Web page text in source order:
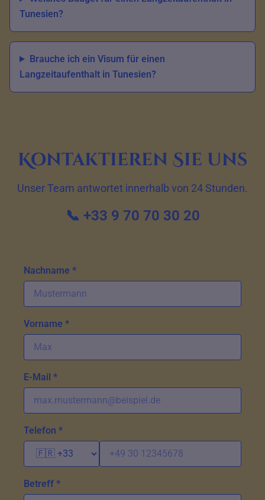
Tunesien?
Brauche ich ein Visum für einen
Langzeitaufenthalt in Tunesien?
Kontaktieren Sie uns
Unser Team antwortet innerhalb von 24 Stunden.
📞 +33 9 70 70 30 20
Nachname *
Vorname *
E-Mail *
Telefon *
Betreff *